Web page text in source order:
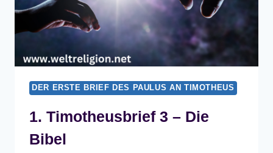
DER ERSTE BRIEF DES PAULUS AN TIMOTHEUS
1. Timotheusbrief 3 – Die
Bibel